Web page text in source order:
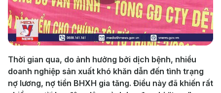
Video
Thời gian qua, do ảnh hưởng bởi dịch bệnh, nhiều
doanh nghiệp sản xuất khó khăn dẫn đến tình trạng
nợ lương, nợ tiền BHXH gia tăng. Điều này đã khiến rất